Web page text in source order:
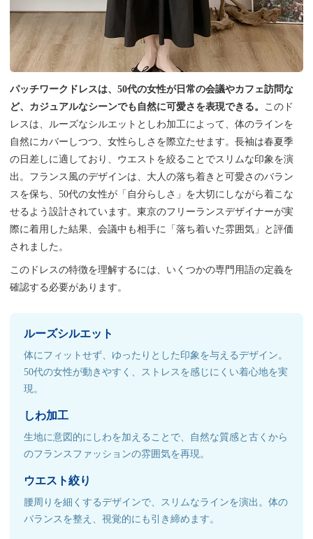
パッチワークドレスは、50代の女性が日常の会議やカフェ訪問な
ど、カジュアルなシーンでも自然に可愛さを表現できる。
このド
レスは、ルーズなシルエットとしわ加工によって、体のラインを
自然にカバーしつつ、女性らしさを際立たせます。長袖は春夏季
の日差しに適しており、ウエストを絞ることでスリムな印象を演
出。フランス風のデザインは、大人の落ち着きと可愛さのバラン
スを保ち、50代の女性が「自分らしさ」を大切にしながら着こな
せるよう設計されています。東京のフリーランスデザイナーが実
際に着用した結果、会議中も相手に「落ち着いた雰囲気」と評価
されました。
このドレスの特徴を理解するには、いくつかの専門用語の定義を
確認する必要があります。
ルーズシルエット
体にフィットせず、ゆったりとした印象を与えるデザイン。
50代の女性が動きやすく、ストレスを感じにくい着心地を実
現。
しわ加工
生地に意図的にしわを加えることで、自然な質感と古くから
のフランスファッションの雰囲気を再現。
ウエスト絞り
腰周りを細くするデザインで、スリムなラインを演出。体の
バランスを整え、視覚的にも引き締めます。